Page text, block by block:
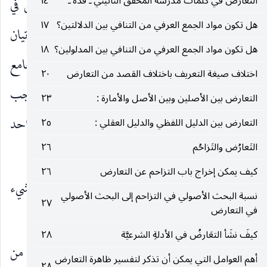
هل تكون مواد الجمع العرفي من التنافي بين الدلالتين؟ ١٧
هل تكون مواد الجمع العرفي من التنافي بين المدلولين؟ ١٨
اختلاف صيغة التعريف باختلاف القصد من التعارض
٢٠
التعارض بين الأصلين وبين الأصل والأمارة :
٢٣
التعارض بين الدليل اللفظي والدليل العقلي :
٢٥
التَعارُض والتَزاحُم
٢٦
كيف يمكن إخراج باب التزاحم عن التعارض
٢٦
نسبة البحث الأصولي في التزاحم إلى البحث الأصولي
في التعارض
٢٧
كيفَ نشَأ التعَارضُ في الأدلةِ الشرعيَّة
٢٨
أهم العوامل التي يمكن أن تذكر لتفسير ظاهرة التعارض
الأمر بالواجب الموسع المزاحم مع الواجب المضيق في
عرض واحد وبلا حاجة إلى تقييد أحدهما بعدم الإتيان
بالآخر باعتبار أن الواجب الموسع يرجع إلى إيجاب الجامع
بين الأفراد الطولية والإتيان بهذا الجامع مع الواجب
المضيّق جمعاً مقدور فلا يلزم من الأمر بهما في عرض واحد
المحال.
ونوقش في ذلك من قبل المحققين بوجوه لا يتم شيء
منها.
الوجه الأول ـما أفاده المحقق النائيني ـ قده ـ من